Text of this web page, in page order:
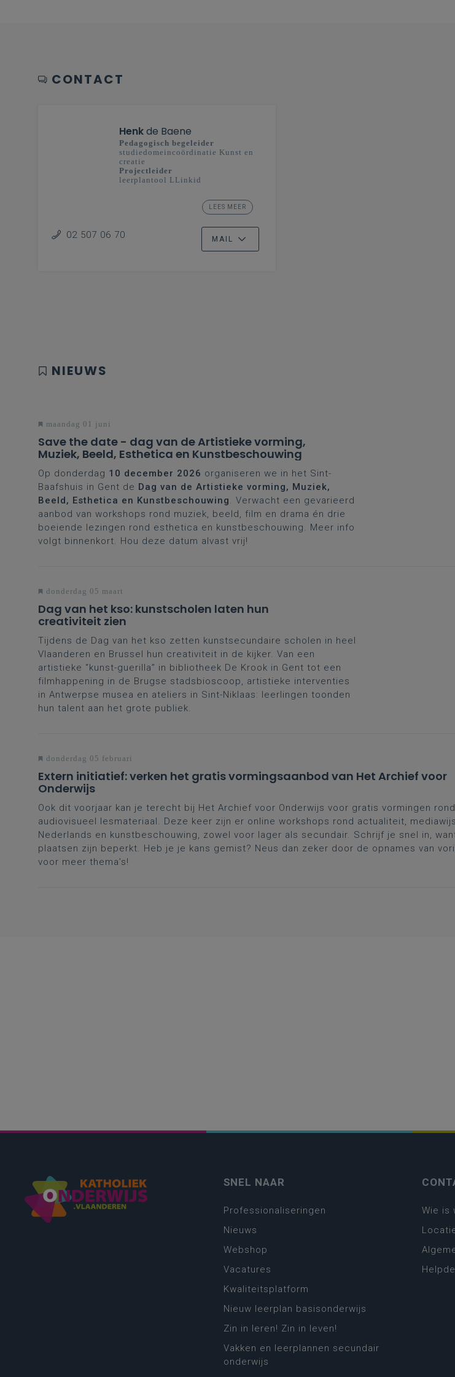
CONTACT
Henkde Baene
Pedagogisch begeleider
studiedomeincoördinatie Kunst en
creatie
Projectleider
leerplantool LLinkid
Ontwikkeling klas en school
LEES MEER
02 507 06 70 MAIL
NIEUWS
maandag 01 juni
Save the date - dag van de Artistieke vorming,
Muziek, Beeld, Esthetica en Kunstbeschouwing
Op donderdag 10 december 2026 organiseren we in het Sint-
Baafshuis in Gent de Dag van de Artistieke vorming, Muziek,
Beeld, Esthetica en Kunstbeschouwing. Verwacht een gevarieerd
aanbod van workshops rond muziek, beeld, film en drama én drie
boeiende lezingen rond esthetica en kunstbeschouwing. Meer info
volgt binnenkort. Hou deze datum alvast vrij!
donderdag 05 maart
Dag van het kso: kunstscholen laten hun
creativiteit zien
Tijdens de Dag van het kso zetten kunstsecundaire scholen in heel
Vlaanderen en Brussel hun creativiteit in de kijker. Van een
artistieke “kunst-guerilla” in bibliotheek De Krook in Gent tot een
filmhappening in de Brugse stadsbioscoop, artistieke interventies
in Antwerpse musea en ateliers in Sint-Niklaas: leerlingen toonden
hun talent aan het grote publiek.
donderdag 05 februari
Extern initiatief: verken het gratis vormingsaanbod van Het Archief voor
Onderwijs
Ook dit voorjaar kan je terecht bij Het Archief voor Onderwijs voor gratis vormingen rond
audiovisueel lesmateriaal. Deze keer zijn er online workshops rond actualiteit,
Nederlands en kunstbeschouwing, zowel voor lager als secundair. Schrijf je snel in,
plaatsen zijn beperkt. Heb je je kans gemist? Neus dan zeker door de opnames van
voor meer thema’s!
SNEL NAAR
Professionaliseringen
Nieuws
Webshop
Vacatures
Kwaliteitsplatform
Nieuw leerplan basisonderwijs
Zin in leren! Zin in leven!
Vakken en leerplannen secundair
onderwijs
Wie is